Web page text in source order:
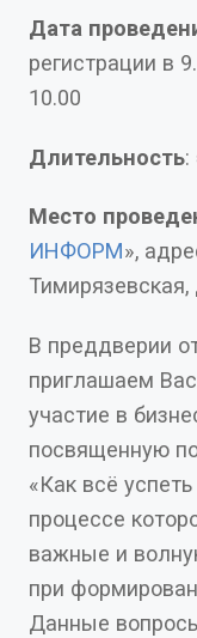
Дата
регистрации в 9.30,
10.00
Длительность
Место
ИНФОРМ», адрес: г.
Тимирязевская,
В преддверии
приглашаем Вас и Ваших коллег принять
участие в
посвященную подготовке к
«Как всё
процессе
важные и
при
Данные